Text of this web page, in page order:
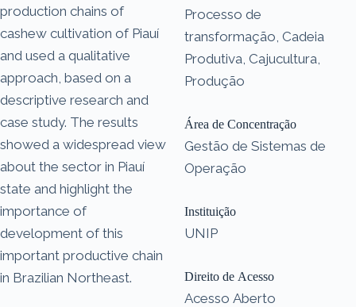
production chains of
cashew cultivation of Piauí
and used a qualitative
approach, based on a
descriptive research and
case study. The results
showed a widespread view
about the sector in Piauí
state and highlight the
importance of
development of this
important productive chain
in Brazilian Northeast.
Processo de
transformação, Cadeia
Produtiva, Cajucultura,
Produção
Área de Concentração
Gestão de Sistemas de
Operação
Instituição
UNIP
Direito de Acesso
Acesso Aberto